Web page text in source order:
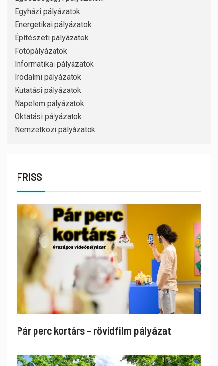
Egyházi pályázatok
Energetikai pályázatok
Építészeti pályázatok
Fotópályázatok
Informatikai pályázatok
Irodalmi pályázatok
Kutatási pályázatok
Napelem pályázatok
Oktatási pályázatok
Nemzetközi pályázatok
FRISS
Pár perc kortárs – rövidfilm pályázat